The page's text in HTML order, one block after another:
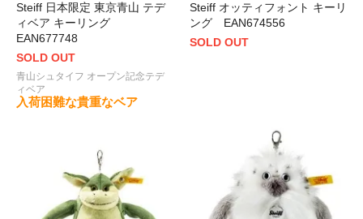
Steiff 日本限定 東京青山 テデ
ィベア キーリング
EAN677748
SOLD OUT
青山シュタイフ オープン記念テデ
ィベア
入荷困難な貴重なベア
Steiff オッティフォント キーリ
ング EAN674556
SOLD OUT